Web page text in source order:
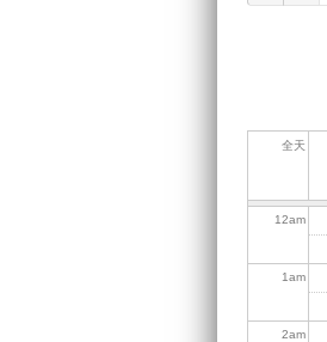
全天
12am
1am
2am